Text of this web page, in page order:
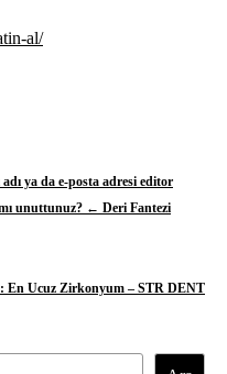
al/
ya da e-posta adresi editor
mı unuttunuz? ← Deri Fantezi
En Ucuz Zirkonyum – STR DENT